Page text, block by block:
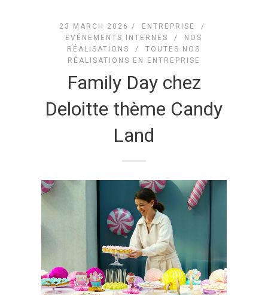
23 MARCH 2026 / ENTREPRISE
/
EVÉNEMENTS INTERNES
/ NOS
RÉALISATIONS
/TOUTES NOS
RÉALISATIONS EN ENTREPRISE
Family Day chez
Deloitte thème Candy
Land